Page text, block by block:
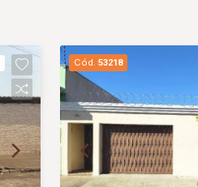
Cód. 53218